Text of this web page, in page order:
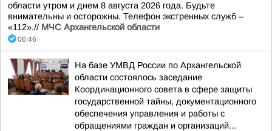
области утром и днем 8 августа 2026 года. Будьте
внимательны и осторожны. Телефон экстренных служб –
«112».// МЧС Архангельской области
06:46
На базе УМВД России по Архангельской
области состоялось заседание
Координационного совета в сфере защиты
государственной тайны, документационного
обеспечения управления и работы с
обращениями граждан и организаций...